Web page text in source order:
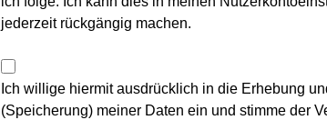
jederzeit rückgängig machen.
Ich willige hiermit ausdrücklich in die Erhebung
(Speicherung) meiner Daten ein und stimme der